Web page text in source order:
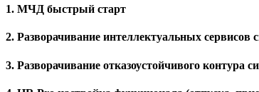
1. МЧД быстрый старт
2. Разворачивание интеллектуальных сервисов
3. Разворачивание отказоустойчивого